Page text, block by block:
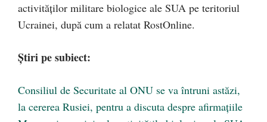
activităţilor militare biologice ale SUA pe teritoriul
Ucrainei, după cum a relatat RostOnline.
Știri pe subiect:
Consiliul de Securitate al ONU se va întruni astăzi,
la cererea Rusiei, pentru a discuta despre afirmațiile